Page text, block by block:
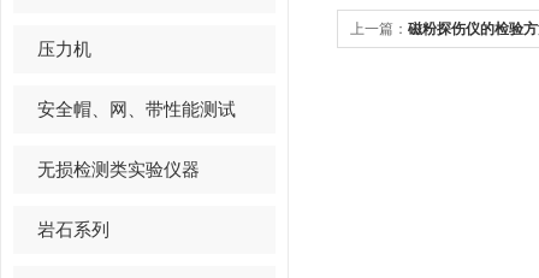
压力机
安全帽、网、带性能测试
无损检测类实验仪器
岩石系列
上一篇： 磁粉探伤仪的检验